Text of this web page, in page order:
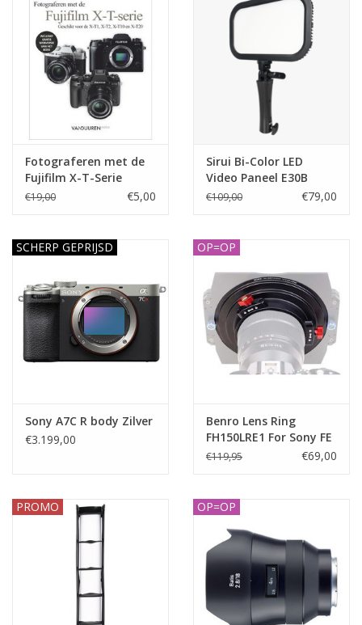
Fotograferen met de
Fujifilm X-T-Serie
€19,00 €5,00
Sirui Bi-Color LED
Video Paneel E30B
€109,00 €79,00
SCHERP GEPRIJSD
Sony A7C R body Zilver
€3.199,00
OP=OP
Benro Lens Ring
FH150LRE1 For Sony FE
12-24mm f/4.0
€119,95 €69,00
PROMO OP=OP